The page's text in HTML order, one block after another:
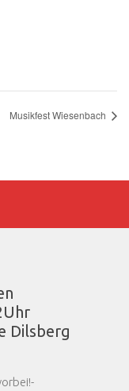
Musikfest Wiesenbach
Dilsberg